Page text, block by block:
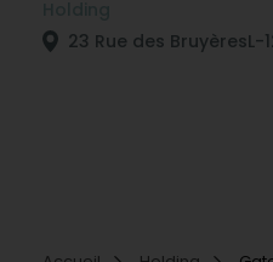
23 Rue des BruyèresL-